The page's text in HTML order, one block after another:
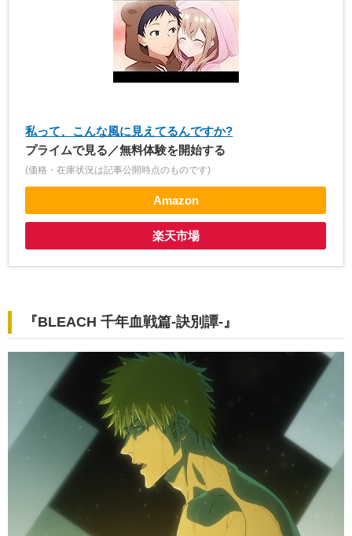
私って、こんな風に見えてるんですか?
プライムで見る／無料体験を開始する
(価格・在庫状況は記事公開時点のものです)
Amazon
楽天市場
『BLEACH 千年血戦篇-訣別譚-』